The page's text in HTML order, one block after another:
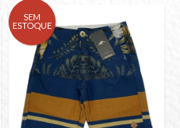
SEM
ESTOQUE